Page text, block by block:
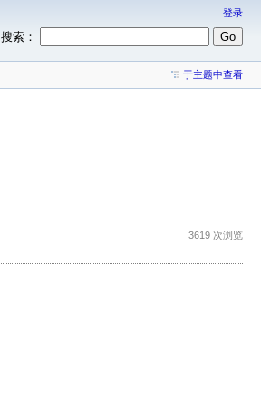
登录
搜索：
于主题中查看
3619 次浏览